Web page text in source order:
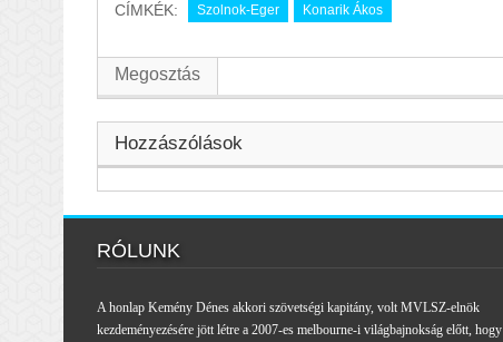
CÍMKÉK: Szolnok-Eger Konarik Ákos
Megosztás
Hozzászólások
RÓLUNK
A honlap Kemény Dénes akkori szövetségi kapitány, volt MVLSZ-elnök
kezdeményezésére jött létre a 2007-es melbourne-i világbajnokság előtt, hogy